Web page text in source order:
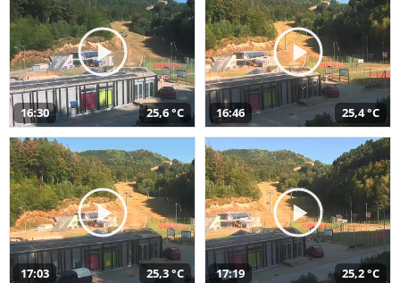
16:30 25,6 °C 16:46 25,4 °C
17:03 25,3 °C 17:19 25,2 °C